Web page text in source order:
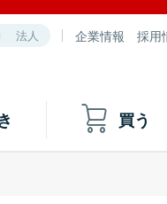
法人 企業情報 採用
買う